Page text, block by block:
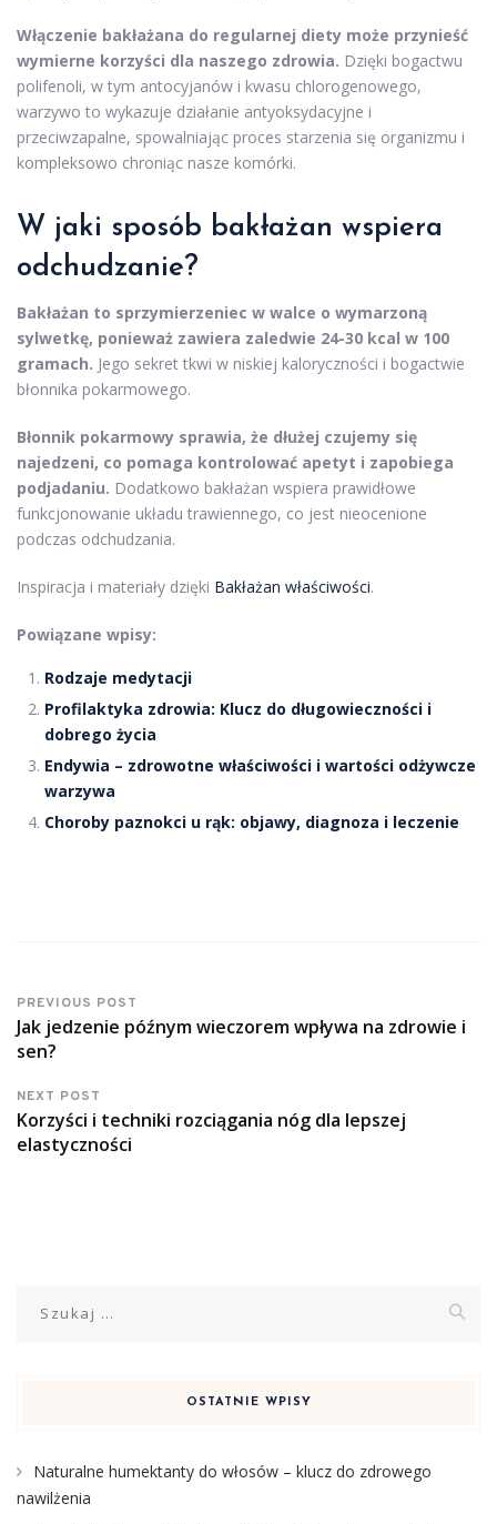
Włączenie bakłażana do regularnej diety może przynieść
wymierne korzyści dla naszego zdrowia. Dzięki bogactwu
polifenoli, w tym antocyjanów i kwasu chlorogenowego,
warzywo to wykazuje działanie antyoksydacyjne i
przeciwzapalne, spowalniając proces starzenia się organizmu i
kompleksowo chroniąc nasze komórki.
W jaki sposób bakłażan wspiera
odchudzanie?
Bakłażan to sprzymierzeniec w walce o wymarzoną
sylwetkę, ponieważ zawiera zaledwie 24-30 kcal w 100
gramach. Jego sekret tkwi w niskiej kaloryczności i bogactwie
błonnika pokarmowego.
Błonnik pokarmowy sprawia, że dłużej czujemy się
najedzeni, co pomaga kontrolować apetyt i zapobiega
podjadaniu. Dodatkowo bakłażan wspiera prawidłowe
funkcjonowanie układu trawiennego, co jest nieocenione
podczas odchudzania.
Inspiracja i materiały dzięki Bakłażan właściwości.
Powiązane wpisy:
Rodzaje medytacji
Profilaktyka zdrowia: Klucz do długowieczności i
dobrego życia
Endywia – zdrowotne właściwości i wartości odżywcze
warzywa
Choroby paznokci u rąk: objawy, diagnoza i leczenie
PREVIOUS POST
Jak jedzenie późnym wieczorem wpływa na zdrowie i
sen?
NEXT POST
Korzyści i techniki rozciągania nóg dla lepszej
elastyczności
OSTATNIE WPISY
Naturalne humektanty do włosów – klucz do zdrowego
nawilżenia